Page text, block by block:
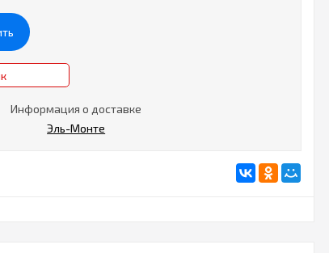
Информация о доставке
Эль-Монте